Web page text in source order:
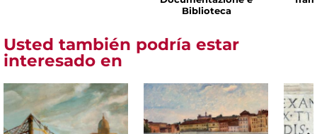
Biblioteca
Usted también podría estar
interesado en